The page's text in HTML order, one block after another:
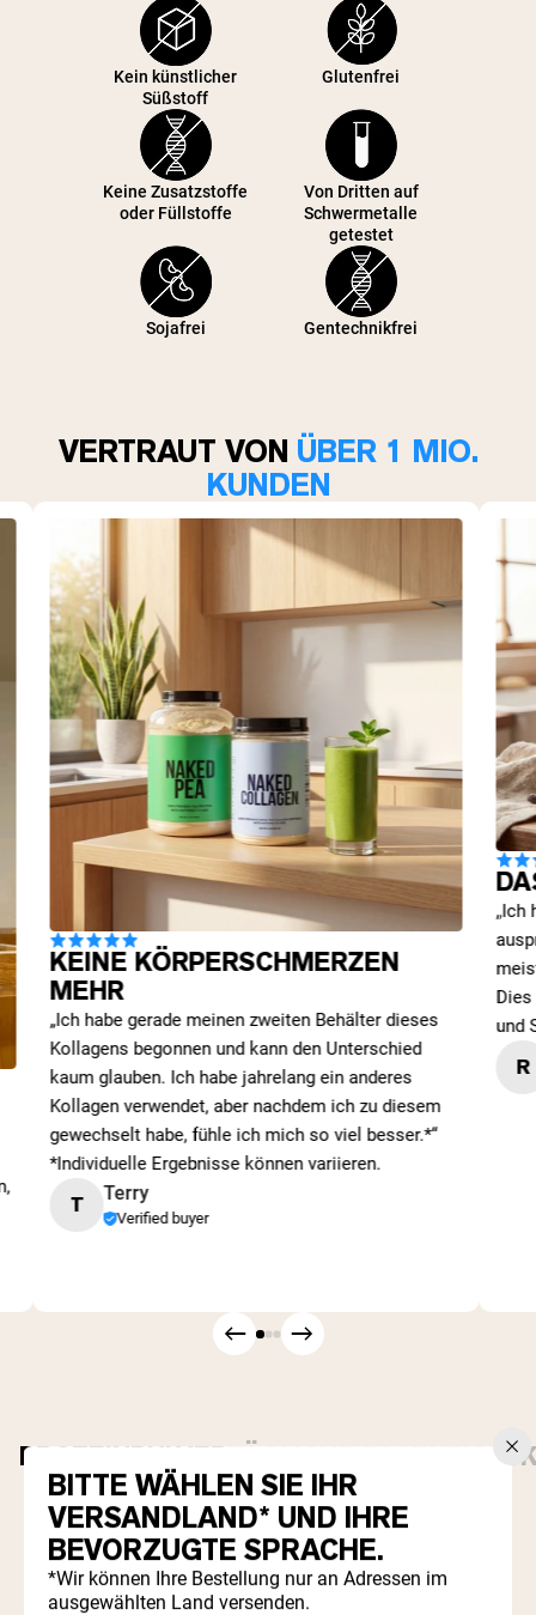
Kein künstlicher
Süßstoff
Glutenfrei
Keine Zusatzstoffe
oder Füllstoffe
Von Dritten auf
Schwermetalle
getestet
Sojafrei Gentechnikfrei
VERTRAUT VON ÜBER 1 MIO.
KUNDEN
KEINE KÖRPERSCHMERZEN
MEHR
„Ich habe gerade meinen zweiten Behälter dieses
Kollagens begonnen und kann den Unterschied
kaum glauben. Ich habe jahrelang ein anderes
Kollagen verwendet, aber nachdem ich zu diesem
gewechselt habe, fühle ich mich so viel besser.*“
*Individuelle Ergebnisse können variieren.
T Terry
Verified buyer
„Ich
und
R
PROTEINPULVERTÄGLICHE ESSENTIALS
Best Seller
BITTE WÄHLEN SIE IHR
VERSANDLAND* UND IHRE
BEVORZUGTE SPRACHE.
*Wir können Ihre Bestellung nur an Adressen im
ausgewählten Land versenden.